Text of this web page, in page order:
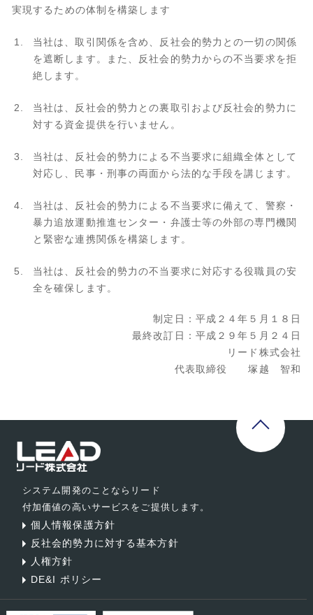
実現するための体制を構築します
当社は、取引関係を含め、反社会的勢力との一切の関係
を遮断します。また、反社会的勢力からの不当要求を拒
絶します。
当社は、反社会的勢力との裏取引および反社会的勢力に
対する資金提供を行いません。
当社は、反社会的勢力による不当要求に組織全体として
対応し、民事・刑事の両面から法的な手段を講じます。
当社は、反社会的勢力による不当要求に備えて、警察・
暴力追放運動推進センター・弁護士等の外部の専門機関
と緊密な連携関係を構築します。
当社は、反社会的勢力の不当要求に対応する役職員の安
全を確保します。
制定日：平成２４年５月１８日
最終改訂日：平成２９年５月２４日
リード株式会社
代表取締役 塚越 智和
システム開発のことならリード
付加価値の高いサービスをご提供します。
個人情報保護方針
反社会的勢力に対する基本方針
人権方針
DE&I ポリシー